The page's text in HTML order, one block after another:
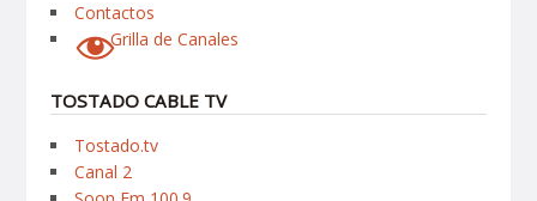
Contactos
Grilla de Canales
TOSTADO CABLE TV
Tostado.tv
Canal 2